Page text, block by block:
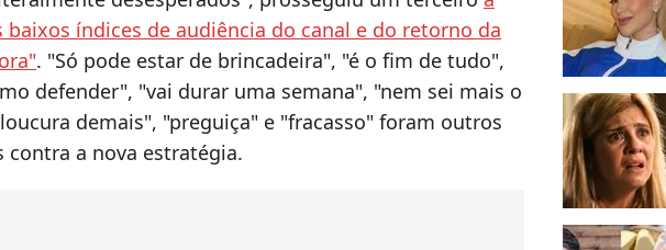
baixos índices de audiência do canal e do retorno da
. "Só pode estar de brincadeira", "é o fim de tudo",
defender", "vai durar uma semana", "nem sei mais o
demais", "preguiça" e "fracasso" foram outros
contra a nova estratégia.